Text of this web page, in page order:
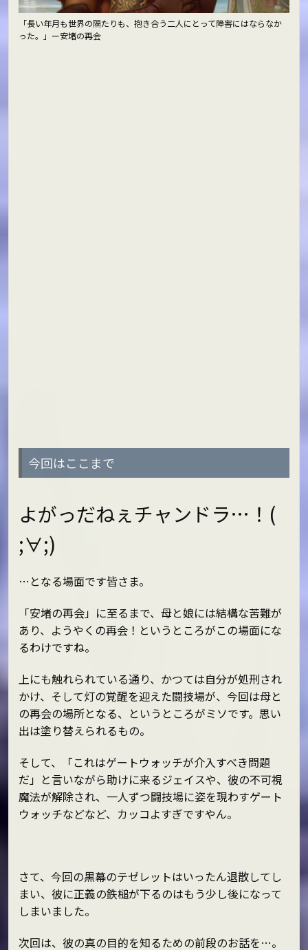
「長い年月も世界の隔たりも、抱き合う二人にとって障害にはならなか
った。」ー安堵の再会
今回はここまで
よがっだねぇチャンドラ…！(
;∀;)
…となる場面です皆さま。
「安堵の再会」に至るまで、母と娘には結構な苦難が
あり、ようやくの再会！というところがこの場面にな
るわけですね。
上にも触れられている通り、かつては自分が処刑され
かけ、そして灯の覚醒を迎えた闘技場が、今回は母と
の再会の場所となる、というところがミソです。思い
出は塗り替えられるもの。
そして、「これはゲートウォッチが介入すべき問題
だ」と言いながら助けに来るジェイスや、彼の不可視
魔法が解除され、一人ずつ闘技場に姿を現わすゲート
ウォッチなどなど、カッコよすぎですやん。
さて、今回の黒幕のテゼレットはいったん退散してし
まい、彼に正義の鉄槌が下るのはもう少し後になって
しまいました。
次回は、彼の真の目的を知るための前段のお話を…。